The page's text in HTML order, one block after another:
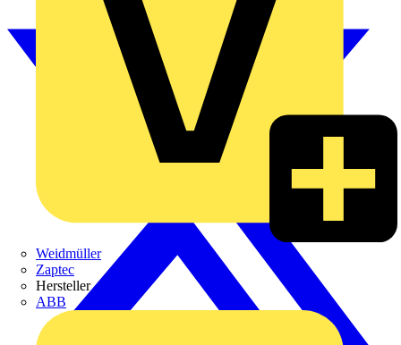
Weidmüller
Zaptec
Hersteller
ABB